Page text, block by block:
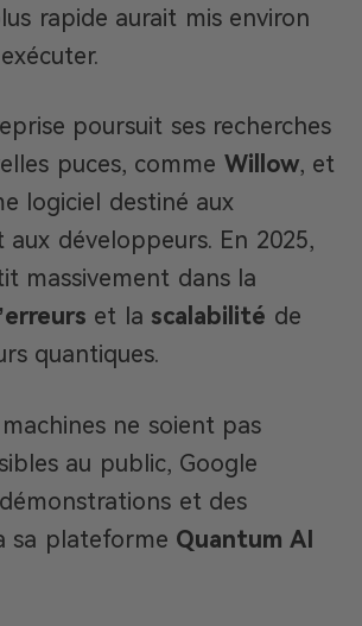
rapide aurait mis environ
poursuit ses recherches
puces, comme Willow, et
logiciel destiné aux
aux développeurs. En 2025,
massivement dans la
et la scalabilité de
quantiques.
ne soient pas
au public, Google
et des
sa plateforme Quantum AI